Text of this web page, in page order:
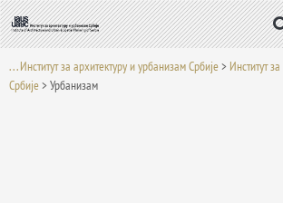
Пређи
на
садржај
. . . Институт за архитектуру и урбанизам Србије> Институт
Србије>Урбанизам